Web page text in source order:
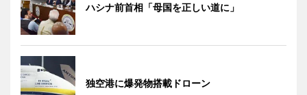
ハシナ前首相「母国を正しい道に」
独空港に爆発物搭載ドローン